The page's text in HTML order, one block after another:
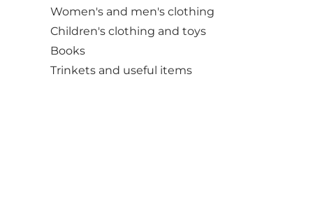
Women's and men's clothing
Children's clothing and toys
Books
Trinkets and useful items